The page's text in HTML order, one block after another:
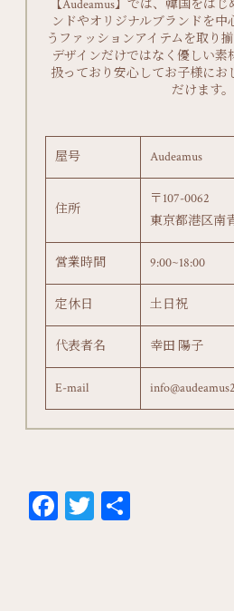
【Audeamus】では、韓国をは
ンドやオリジナルブランドを
うファッションアイテムを取り
デザインだけではなく優しい素
扱っており安心してお子様にお
だけます。
屋号 Audeamus
住所
〒107-0062
東京都港区南
営業時間 9:00~18:00
定休日 土日祝
代表者名 幸田 陽子
E-mail
Fa T